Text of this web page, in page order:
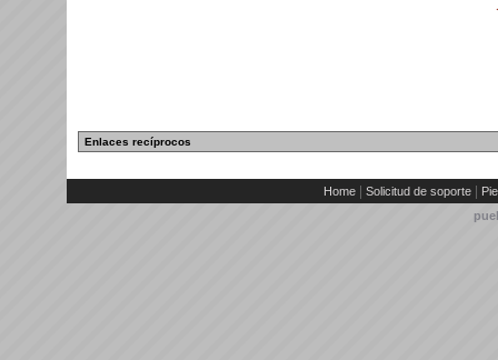
Enlaces recíprocos
Home Solicitud de soporte